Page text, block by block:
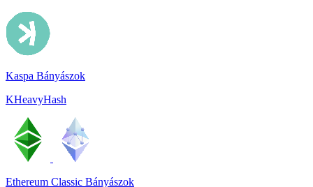
Kaspa Bányászok
KHeavyHash
Ethereum Classic Bányászok